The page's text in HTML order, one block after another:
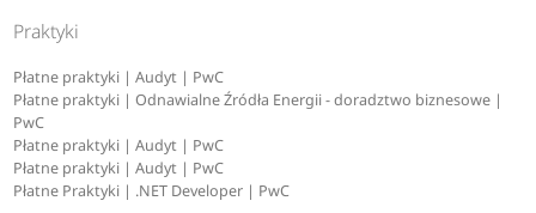
Praktyki
Płatne praktyki | Audyt | PwC
Płatne praktyki | Odnawialne Źródła Energii - doradztwo biznesowe |
PwC
Płatne praktyki | Audyt | PwC
Płatne praktyki | Audyt | PwC
Płatne Praktyki | .NET Developer | PwC